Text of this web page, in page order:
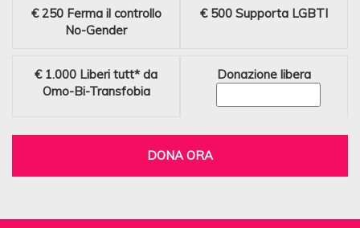
€ 250 Ferma il controllo
No-Gender
€ 500 Supporta LGBTI
€ 1.000 Liberi tutt* da
Omo-Bi-Transfobia
Donazione libera
DONA ORA